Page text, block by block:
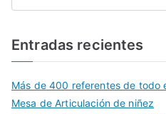
Entradas recientes
Más de 400 referentes de todo
Mesa de Articulación de niñez